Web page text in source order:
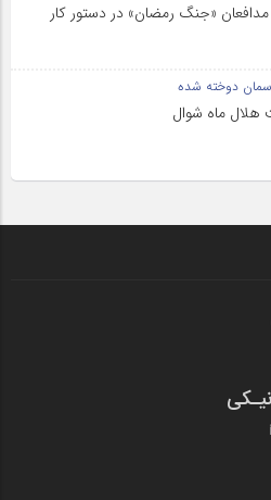
«جنگ رمضان» در دستور کار
دوخته شده
هلال ماه شوال